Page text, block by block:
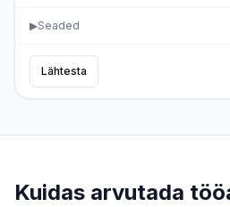
▶Seaded
Lähtesta
Kuidas arvutada